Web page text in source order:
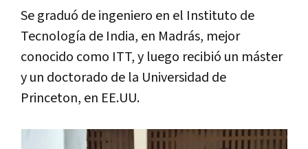
Se graduó de ingeniero en el Instituto de
Tecnología de India, en Madrás, mejor
conocido como ITT, y luego recibió un máster
y un doctorado de la Universidad de
Princeton, en EE.UU.